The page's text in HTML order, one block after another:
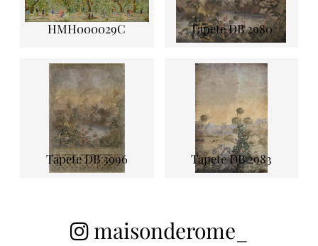
HMH000029C Tapete DB 2980
Tapete DB 3996 Tapete DB 2983
maisonderome_